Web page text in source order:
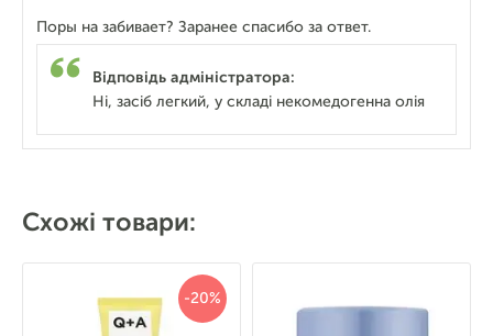
Схожі товари:
-20%
Поры на забивает? Заранее спасибо за ответ.
Відповідь адміністратора:
Ні, засіб легкий, у складі некомедогенна олія